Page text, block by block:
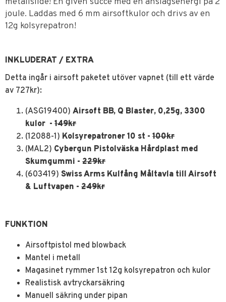
joule. Laddas med 6 mm airsoftkulor och drivs av en
12g kolsyrepatron!
INKLUDERAT / EXTRA
Detta ingår i airsoft paketet utöver vapnet (till ett värde
av 727kr):
(ASG19400) Airsoft BB, Q Blaster, 0,25g, 3300
kulor - 149kr
(12088-1) Kolsyrepatroner 10 st - 100kr
(MAL2) Cybergun Pistolväska Hårdplast med
Skumgummi - 229kr
(603419) Swiss Arms Kulfång Måltavla till Airsoft
& Luftvapen - 249kr
FUNKTION
Airsoftpistol med blowback
Mantel i metall
Magasinet rymmer 1st 12g kolsyrepatron och kulor
Realistisk avtryckarsäkring
Manuell säkring under pipan